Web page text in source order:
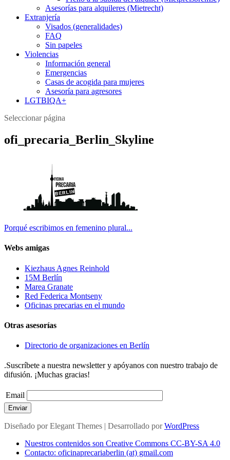
Asesorías para alquileres (Mietrecht)
Extranjería
Visados (generalidades)
FAQ
Sin papeles
Violencias
Información general
Emergencias
Casas de acogida para mujeres
Asesoría para agresores
LGTBIQA+
Seleccionar página
ofi_precaria_Berlin_Skyline
Porqué escribimos en femenino plural...
Webs amigas
Kiezhaus Agnes Reinhold
15M Berlín
Marea Granate
Red Federica Montseny
Oficinas precarias en el mundo
Otras asesorías
Directorio de organizaciones en Berlín
.Suscríbete a nuestra newsletter y apóyanos con nuestro trabajo de
difusión. ¡Muchas gracias!
Email
Enviar
Diseñado porElegant Themes | Desarrollado porWordPress
Nuestros contenidos son Creative Commons CC-BY-SA 4.0
Contacto: oficinaprecariaberlin (at) gmail.com